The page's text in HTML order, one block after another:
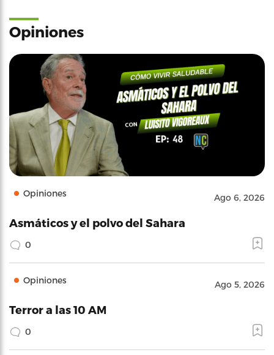
Opiniones
Opiniones Ago 6, 2026
Asmáticos y el polvo del Sahara
0
Opiniones Ago 5, 2026
Terror a las 10 AM
0